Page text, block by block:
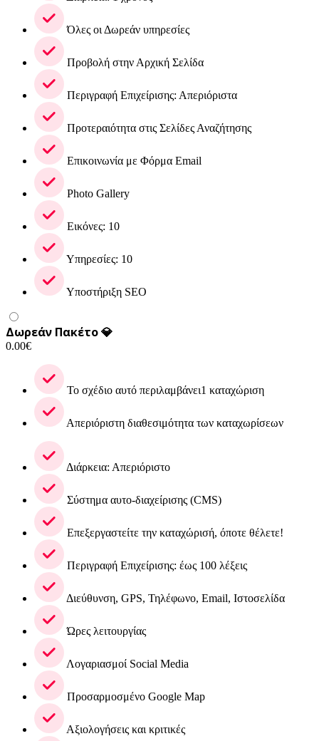
Όλες οι Δωρεάν υπηρεσίες
Προβολή στην Αρχική Σελίδα
Περιγραφή Επιχείρισης: Απεριόριστα
Προτεραιότητα στις Σελίδες Αναζήτησης
Επικοινωνία με Φόρμα Email
Photo Gallery
Εικόνες: 10
Υπηρεσίες: 10
Υποστήριξη SEO
Δωρεάν Πακέτο 💎
0.00€
Το σχέδιο αυτό περιλαμβάνει1 καταχώριση
Απεριόριστη διαθεσιμότητα των καταχωρίσεων
Διάρκεια: Απεριόριστο
Σύστημα αυτο-διαχείρισης (CMS)
Επεξεργαστείτε την καταχώρισή, όποτε θέλετε!
Περιγραφή Επιχείρισης: έως 100 λέξεις
Διεύθυνση, GPS, Τηλέφωνο, Email, Ιστοσελίδα
Ώρες λειτουργίας
Λογαριασμοί Social Media
Προσαρμοσμένο Google Map
Αξιολογήσεις και κριτικές